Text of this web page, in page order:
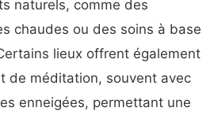
naturels, comme des
chaudes ou des soins à base
lieux offrent également
de méditation, souvent avec
enneigées, permettant une